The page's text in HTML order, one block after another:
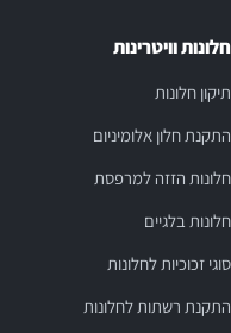
חלונות וויטרינות
תיקון חלונות
התקנת חלון אלומיניום
חלונות הזזה למרפסת
חלונות בלגיים
סוגי זכוכיות לחלונות
התקנת רשתות לחלונות